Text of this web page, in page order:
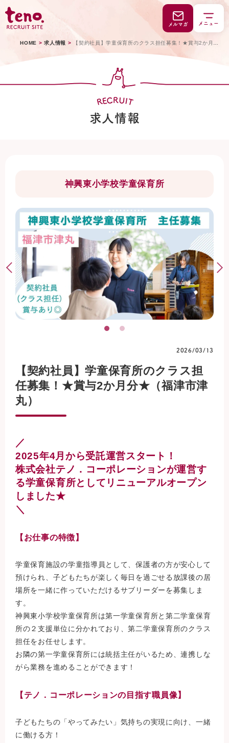
メルマガ メニュー
HOME > 求人情報 >
【契約社員】学童保育所のクラス担任募集！★賞与2か月分
RECRUIT
求人情報
神興東小学校学童保育所
2026/03/13
【契約社員】学童保育所のクラス担
任募集！★賞与2か月分★（福津市津
丸）
／
2025年4月から受託運営スタート！
株式会社テノ．コーポレーションが運営す
る学童保育所としてリニューアルオープン
しました★
＼
【お仕事の特徴】
学童保育施設の学童指導員として、保護者の方が安心して
預けられ、子どもたちが楽しく毎日を過ごせる放課後の居
場所を一緒に作っていただけるサブリーダーを募集しま
す。
神興東小学校学童保育所は第一学童保育所と第二学童保育
所の２支援単位に分かれており、第二学童保育所のクラス
担任をお任せします。
お隣の第一学童保育所には統括主任がいるため、連携しな
がら業務を進めることができます！
【テノ．コーポレーションの目指す職員像】
子どもたちの「やってみたい」気持ちの実現に向け、一緒
に働ける方！